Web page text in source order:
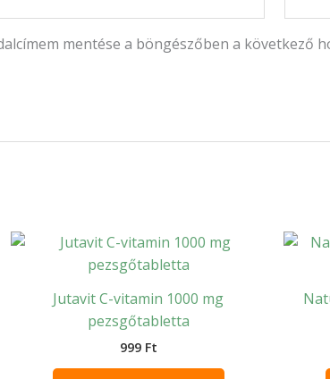
mentése a böngészőben a következő
Jutavit C-vitamin 1000 mg
pezsgőtabletta
999 Ft